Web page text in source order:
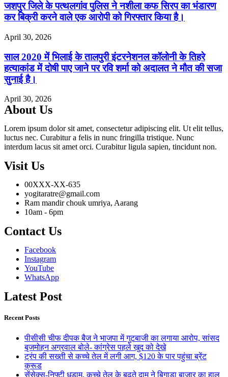
जशपुर जिले के पत्थलगांव पुलिस ने नशीला कफ सिरप का भंडारण
कर बिक्री करने वाले एक आरोपी को गिरफ्तार किया है।
April 30, 2026
साल 2020 में भिलाई के तालपुरी इंटरनेशनल कॉलोनी के तिहरे
हत्याकांड में दोषी पाए जाने पर रवि शर्मा को अदालत ने मौत की सजा
सुनाई है।
April 30, 2026
About Us
Lorem ipsum dolor sit amet, consectetur adipiscing elit. Ut elit tellus,
luctus nec. Curabitur a felis in nunc fringilla tristique. Nunc
interdum lacus sit amet orci. Curabitur ligula sapien, tincidunt non.
Visit Us
00XXX-XX-635
yogitaratre@gmail.com
Ram mandir chouk umriya, Aarang
10am - 6pm
Contact Us
Facebook
Instagram
YouTube
WhatsApp
Latest Post
Recent Posts
पीसीसी चीफ दीपक बैज ने भाजपा में गुटबाजी का लगाया आरोप, सांसद
बृजमोहन अग्रवाल बोले- कांग्रेस पहले खुद को देखे
ट्रंप की सख्ती से कच्चे तेल में लगी आग, $120 के पार पहुंचा ब्रेंट
क्रूड
सेंसेक्स-निफ्टी धड़ाम, कच्चे तेल के बढ़ते दाम ने बिगाड़ा बाजार का हाल